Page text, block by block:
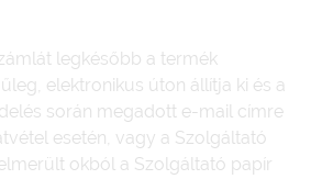
legkésőbb a termék
elektronikus úton állítja ki és a
során megadott e-mail címre
esetén, vagy a Szolgáltató
okból a Szolgáltató papír